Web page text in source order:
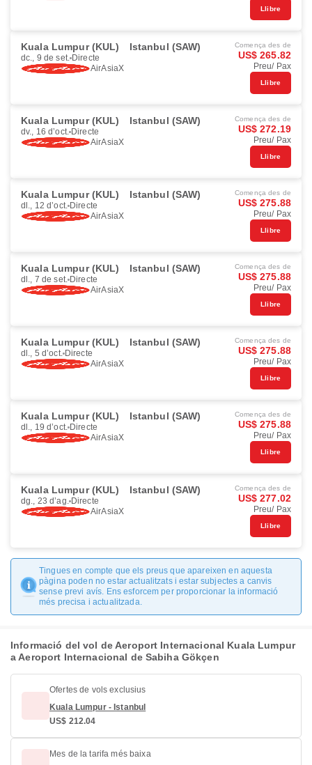
Llibre
Kuala Lumpur (KUL) Istanbul (SAW)
dc., 9 de set. Directe
AirAsiaX
Comença des de
US$ 265.82
Preu/ Pax
Llibre
Kuala Lumpur (KUL) Istanbul (SAW)
dv., 16 d’oct. Directe
AirAsiaX
Comença des de
US$ 272.19
Preu/ Pax
Llibre
Kuala Lumpur (KUL) Istanbul (SAW)
dl., 12 d’oct. Directe
AirAsiaX
Comença des de
US$ 275.88
Preu/ Pax
Llibre
Kuala Lumpur (KUL) Istanbul (SAW)
dl., 7 de set. Directe
AirAsiaX
Comença des de
US$ 275.88
Preu/ Pax
Llibre
Kuala Lumpur (KUL) Istanbul (SAW)
dl., 5 d’oct. Directe
AirAsiaX
Comença des de
US$ 275.88
Preu/ Pax
Llibre
Kuala Lumpur (KUL) Istanbul (SAW)
dl., 19 d’oct. Directe
AirAsiaX
Comença des de
US$ 275.88
Preu/ Pax
Llibre
Kuala Lumpur (KUL) Istanbul (SAW)
dg., 23 d’ag. Directe
AirAsiaX
Comença des de
US$ 277.02
Preu/ Pax
Llibre
Tingues en compte que els preus que apareixen en aquesta
pàgina poden no estar actualitzats i estar subjectes a canvis
sense previ avís. Ens esforcem per proporcionar la informació
més precisa i actualitzada.
Informació del vol de Aeroport Internacional Kuala Lumpur
a Aeroport Internacional de Sabiha Gökçen
Ofertes de vols exclusius
Kuala Lumpur - Istanbul
US$ 212.04
Mes de la tarifa més baixa